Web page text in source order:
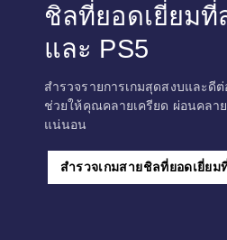
ชิลที่ยอดเยี่ยมที่
และ PS5
สำรวจรายการเกมสุดสงบและดี
ช่วยให้คุณคลายเครียด ผ่อนคลา
แน่นอน
สำรวจเกมสายชิลที่ยอดเยี่ยม